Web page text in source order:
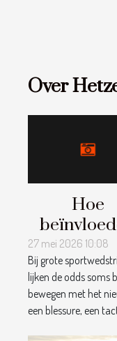
Over
Hoe
de odds
grote
27 mei 2026 10:08
Bij grote
lijken de odds soms
bewegen met het
een blessure, een